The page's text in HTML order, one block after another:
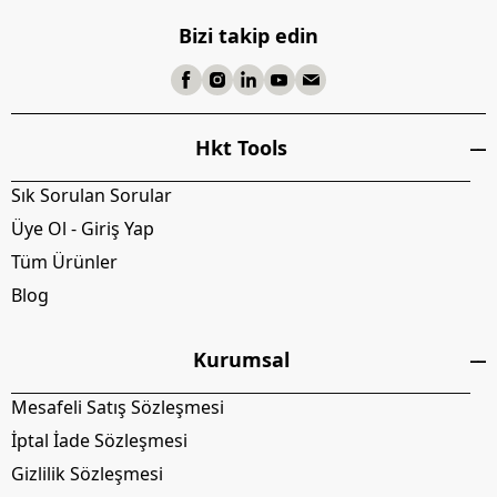
Bizi takip edin
Hkt Tools
Sık Sorulan Sorular
Üye Ol - Giriş Yap
Tüm Ürünler
Blog
Kurumsal
Mesafeli Satış Sözleşmesi
İptal İade Sözleşmesi
Gizlilik Sözleşmesi